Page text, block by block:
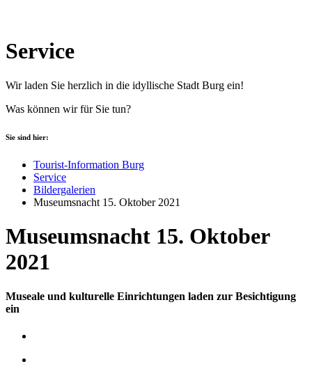
Service
Wir laden Sie herzlich in die idyllische Stadt Burg ein!
Was können wir für Sie tun?
Sie sind hier:
Tourist-Information Burg
Service
Bildergalerien
Museumsnacht 15. Oktober 2021
Museumsnacht 15. Oktober
2021
Museale und kulturelle Einrichtungen laden zur Besichtigung
ein